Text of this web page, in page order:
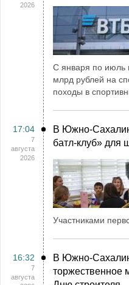
2026
С января по июль
млрд рублей на
походы в
17:04
7
августа
2026
В Южно-
батл-клуб» для
Участниками
16:32
7
августа
В Южно-
торжественное